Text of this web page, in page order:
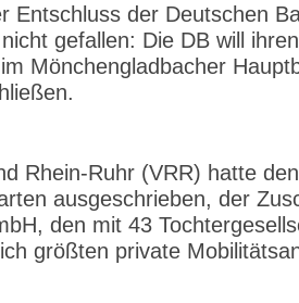
Entschluss der Deutschen
gefallen: Die DB will ihren
Mönchengladbacher
Rhein-Ruhr (VRR) hatte
ausgeschrieben, der
den mit 43
größten private